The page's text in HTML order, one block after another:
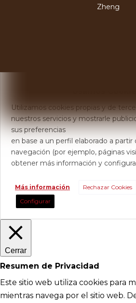
Zheng
Utilizamos cookies propias y de
nuestros servicios y mostrarle
sus preferencias
en base a un perfil elaborado a partir
navegación (por ejemplo, páginas
obtener más información y
Más información Rechazar Cookies
Configurar
Cerrar
Resumen de Privacidad
Este sitio web utiliza cookies para
mientras navega por el sitio web.